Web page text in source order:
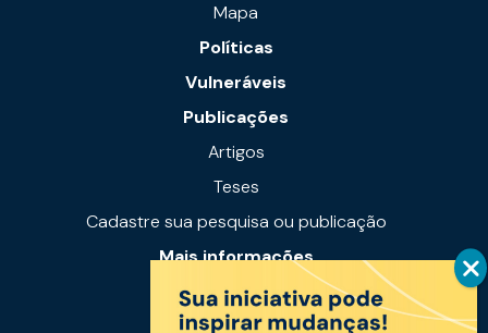
Mapa
Políticas
Vulneráveis
Publicações
Artigos
Teses
Cadastre sua pesquisa ou publicação
Mais informações
Notícias
Links úteis